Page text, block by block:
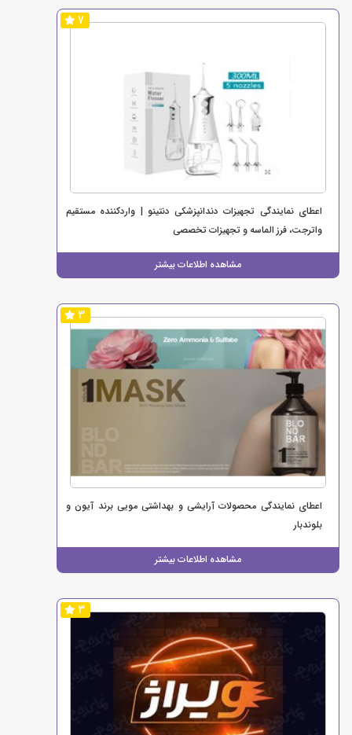
7
اعطای نمایندگی تجهیزات دندانپزشکی دنتینو | واردکننده مستقیم
واترجت، فرز الماسه و تجهیزات تخصصی
مشاهده اطلاعات بیشتر
3
اعطای نمایندگی محصولات آرایشی و بهداشتی مویی برند آیون و
بلوندبار
مشاهده اطلاعات بیشتر
3